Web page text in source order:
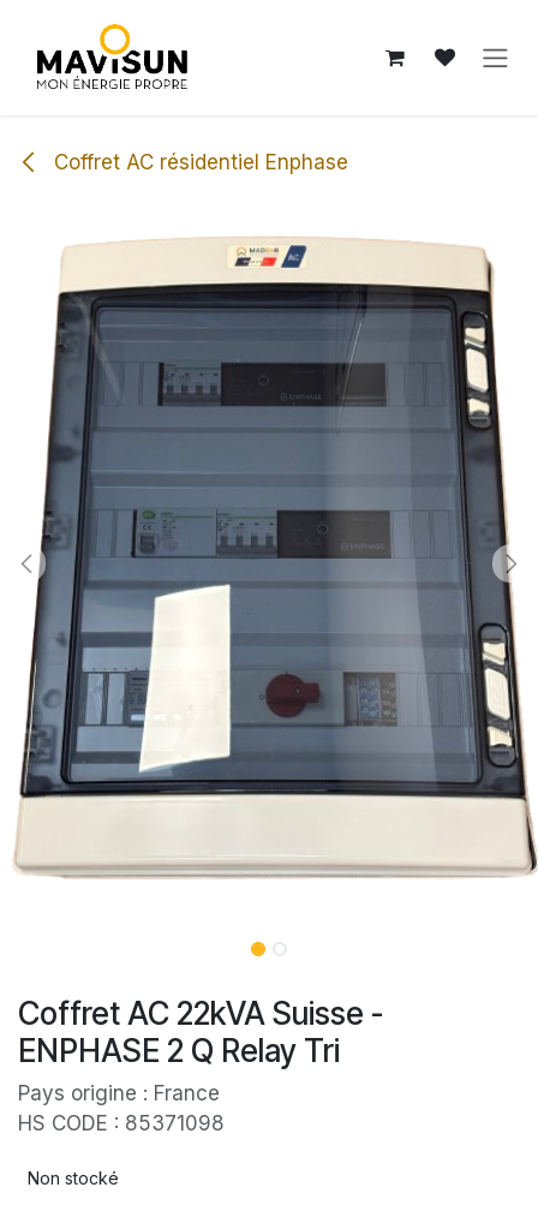
Coffret AC résidentiel Enphase
Coffret AC 22kVA Suisse -
ENPHASE 2 Q Relay Tri
Pays origine : France
HS CODE : 85371098
Non stocké